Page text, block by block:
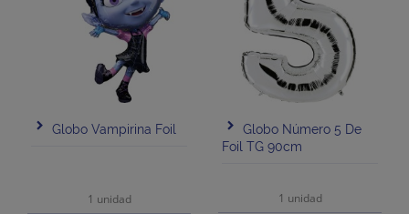
Globo Vampirina Foil
1 unidad
Globo Número 5 De
Foil TG 90cm
1 unidad